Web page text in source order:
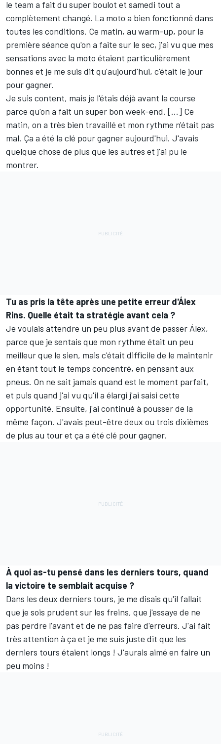
le team a fait du super boulot et samedi tout a
complètement changé. La moto a bien fonctionné dans
toutes les conditions. Ce matin, au warm-up, pour la
première séance qu'on a faite sur le sec, j'ai vu que mes
sensations avec la moto étaient particulièrement
bonnes et je me suis dit qu'aujourd'hui, c'était le jour
pour gagner.
Je suis content, mais je l'étais déjà avant la course
parce qu'on a fait un super bon week-end. [...] Ce
matin, on a très bien travaillé et mon rythme n'était pas
mal. Ça a été la clé pour gagner aujourd'hui. J'avais
quelque chose de plus que les autres et j'ai pu le
montrer.
Tu as pris la tête après une petite erreur d'Álex
Rins. Quelle était ta stratégie avant cela ?
Je voulais attendre un peu plus avant de passer Álex,
parce que je sentais que mon rythme était un peu
meilleur que le sien, mais c'était difficile de le maintenir
en étant tout le temps concentré, en pensant aux
pneus. On ne sait jamais quand est le moment parfait,
et puis quand j'ai vu qu'il a élargi j'ai saisi cette
opportunité. Ensuite, j'ai continué à pousser de la
même façon. J'avais peut-être deux ou trois dixièmes
de plus au tour et ça a été clé pour gagner.
À quoi as-tu pensé dans les derniers tours, quand
la victoire te semblait acquise ?
Dans les deux derniers tours, je me disais qu'il fallait
que je sois prudent sur les freins, que j'essaye de ne
pas perdre l'avant et de ne pas faire d'erreurs. J'ai fait
très attention à ça et je me suis juste dit que les
derniers tours étaient longs ! J'aurais aimé en faire un
peu moins !